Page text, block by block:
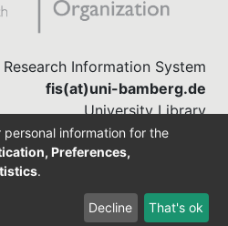
Information System
fis(at)uni-bamberg.de
University Library
(0951) 863-1568
CRIS software
information for the
Preferences,
.
Decline That's ok